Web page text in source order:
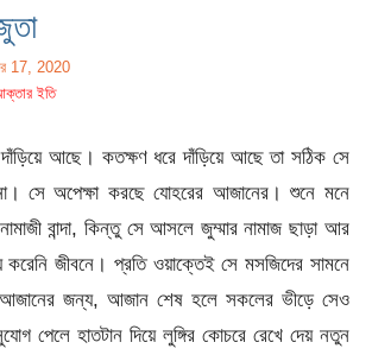
17, 2020
ইতি
আছে। কতক্ষণ ধরে দাঁড়িয়ে আছে তা সঠিক সে
সে অপেক্ষা করছে যোহরের আজানের। শুনে মনে
বান্দা, কিন্তু সে আসলে জুম্মার নামাজ ছাড়া আর
জীবনে। প্রতি ওয়াক্তেই সে মসজিদের সামনে
আজানের জন্য, আজান শেষ হলে সকলের ভীড়ে সেও
পেলে হাতটান দিয়ে লুঙ্গির কোচরে রেখে দেয় নতুন